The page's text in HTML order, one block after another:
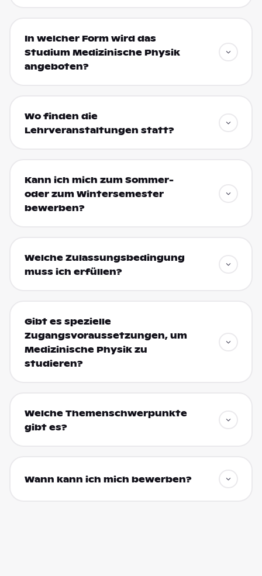
In welcher Form wird das
Studium Medizinische Physik
angeboten?
Wo finden die
Lehrveranstaltungen statt?
Kann ich mich zum Sommer-
oder zum Wintersemester
bewerben?
Welche Zulassungsbedingung
muss ich erfüllen?
Gibt es spezielle
Zugangsvoraussetzungen, um
Medizinische Physik zu
studieren?
Welche Themenschwerpunkte
gibt es?
Wann kann ich mich bewerben?